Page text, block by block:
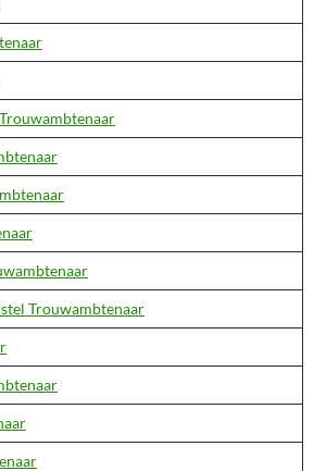
Trouwambtenaar